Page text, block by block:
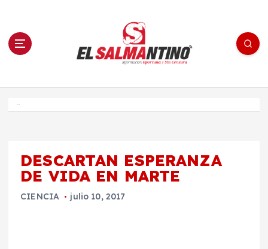
n El Salmantino - medios/noticias/editorial
DESCARTAN ESPERANZA
DE VIDA EN MARTE
CIENCIA julio 10, 2017